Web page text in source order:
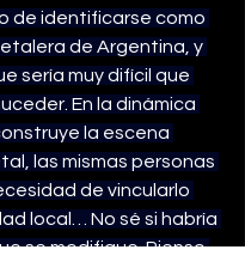
de identificarse como
de Argentina, y
sería muy difícil que
En la dinámica
la escena
las mismas personas
de vincularlo
local… No sé si habría
se modifique. Pienso